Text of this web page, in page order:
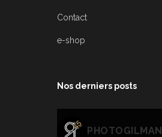
Contact
e-shop
Nos derniers posts
PHOTOGILMAN